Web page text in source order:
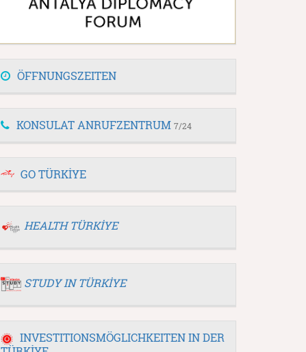
ÖFFNUNGSZEITEN
KONSULAT ANRUFZENTRUM 7/24
GO TÜRKİYE
HEALTH TÜRKİYE
STUDY IN TÜRKİYE
INVESTITIONSMÖGLICHKEITEN IN DER